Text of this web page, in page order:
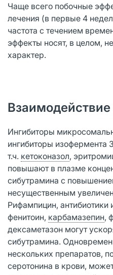
Чаще всего побочные
лечения (в первые 4
частота с течением
эффекты носят, в целом,
характер.
Взаимодействие
Ингибиторы
ингибиторы изофермента
т.ч. кетоконазол,
повышают в плазме
сибутрамина с
несущественным
Рифампицин,
фенитоин, карбамазепин,
дексаметазон могут
сибутрамина.
нескольких препаратов,
серотонина в крови,